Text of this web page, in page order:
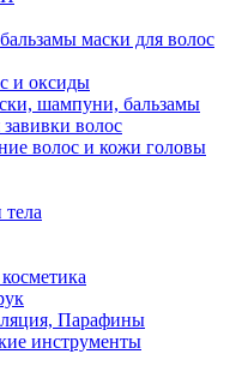
маски для волос
и оксиды
шампуни, бальзамы
волос
волос и кожи головы
Парафины
инструменты